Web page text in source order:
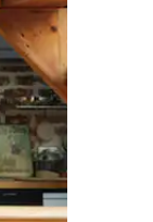
en les faisant glisser.